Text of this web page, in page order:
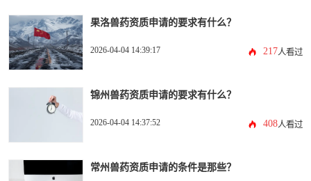
果洛兽药资质申请的要求有什么？
2026-04-04 14:39:17 217人看过
锦州兽药资质申请的要求有什么？
2026-04-04 14:37:52 408人看过
常州兽药资质申请的条件是那些？